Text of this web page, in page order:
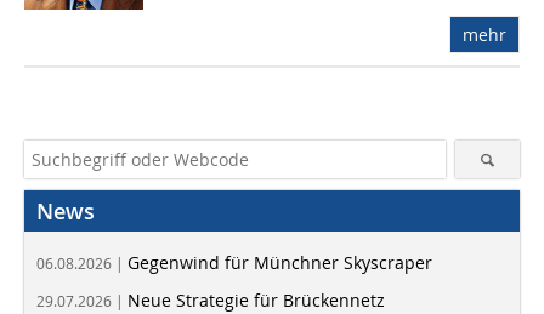
mehr
News
06.08.2026 | Gegenwind für Münchner Skyscraper
29.07.2026 | Neue Strategie für Brückennetz